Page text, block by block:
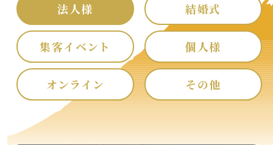
法人様 結婚式
集客イベント 個人様
オンライン その他